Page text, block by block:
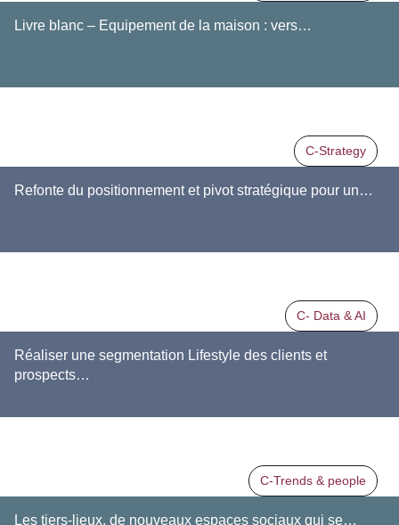
Livre blanc – Equipement de la maison : vers…
C-Strategy
Refonte du positionnement et pivot stratégique pour un…
C- Data & AI
Réaliser une segmentation Lifestyle des clients et
prospects…
C-Trends & people
Les tiers-lieux, de nouveaux espaces sociaux qui se…